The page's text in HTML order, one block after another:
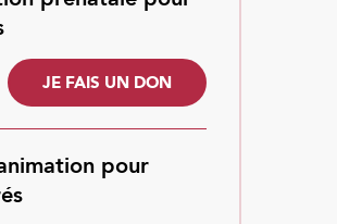
JE FAIS UN DON
pour